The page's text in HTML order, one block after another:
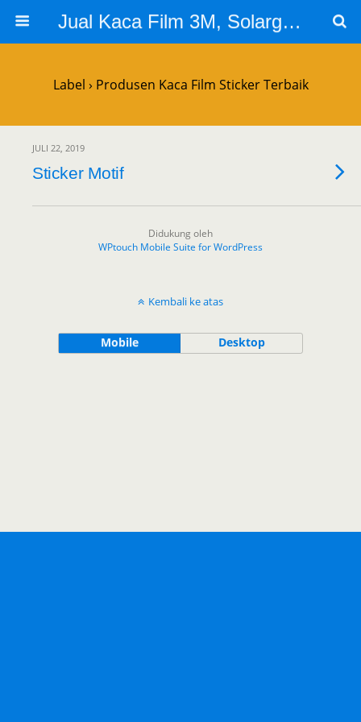
Jual Kaca Film 3M, Solargard, Cutting Sticker Sandblast
Label › Produsen Kaca Film Sticker Terbaik
JULI 22, 2019
Sticker Motif
Didukung oleh
WPtouch Mobile Suite for WordPress
Kembali ke atas
Mobile Desktop